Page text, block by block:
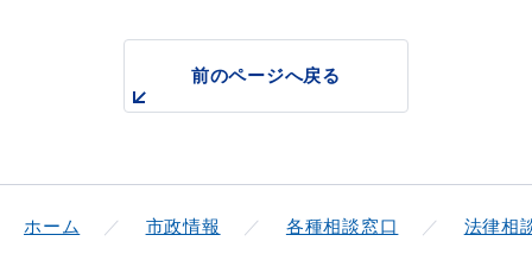
前のページへ戻る
ホーム 市政情報 各種相談窓口 法律相